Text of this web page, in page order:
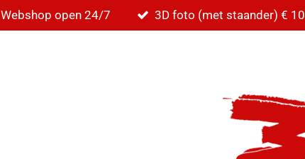
Webshop open 24/7 3D foto (met staander) € 10